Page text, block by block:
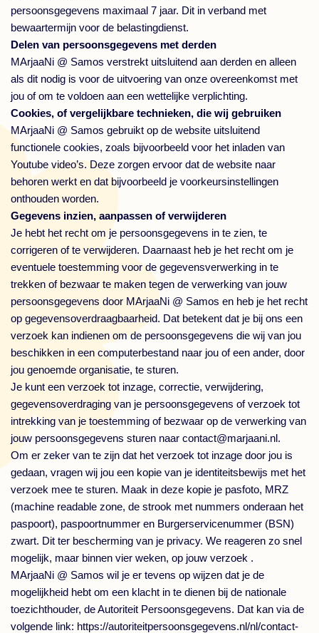
persoonsgegevens maximaal 7 jaar. Dit in verband met
bewaartermijn voor de belastingdienst.
Delen van persoonsgegevens met derden
MArjaaNi @ Samos verstrekt uitsluitend aan derden en alleen
als dit nodig is voor de uitvoering van onze overeenkomst met
jou of om te voldoen aan een wettelijke verplichting.
Cookies, of vergelijkbare technieken, die wij gebruiken
MArjaaNi @ Samos gebruikt op de website uitsluitend
functionele cookies, zoals bijvoorbeeld voor het inladen van
Youtube video’s. Deze zorgen ervoor dat de website naar
behoren werkt en dat bijvoorbeeld je voorkeursinstellingen
onthouden worden.
Gegevens inzien, aanpassen of verwijderen
Je hebt het recht om je persoonsgegevens in te zien, te
corrigeren of te verwijderen. Daarnaast heb je het recht om je
eventuele toestemming voor de gegevensverwerking in te
trekken of bezwaar te maken tegen de verwerking van jouw
persoonsgegevens door MArjaaNi @ Samos en heb je het recht
op gegevensoverdraagbaarheid. Dat betekent dat je bij ons een
verzoek kan indienen om de persoonsgegevens die wij van jou
beschikken in een computerbestand naar jou of een ander, door
jou genoemde organisatie, te sturen.
Je kunt een verzoek tot inzage, correctie, verwijdering,
gegevensoverdraging van je persoonsgegevens of verzoek tot
intrekking van je toestemming of bezwaar op de verwerking van
jouw persoonsgegevens sturen naar contact@marjaani.nl.
Om er zeker van te zijn dat het verzoek tot inzage door jou is
gedaan, vragen wij jou een kopie van je identiteitsbewijs met het
verzoek mee te sturen. Maak in deze kopie je pasfoto, MRZ
(machine readable zone, de strook met nummers onderaan het
paspoort), paspoortnummer en Burgerservicenummer (BSN)
zwart. Dit ter bescherming van je privacy. We reageren zo snel
mogelijk, maar binnen vier weken, op jouw verzoek .
MArjaaNi @ Samos wil je er tevens op wijzen dat je de
mogelijkheid hebt om een klacht in te dienen bij de nationale
toezichthouder, de Autoriteit Persoonsgegevens. Dat kan via de
volgende link: https://autoriteitpersoonsgegevens.nl/nl/contact-